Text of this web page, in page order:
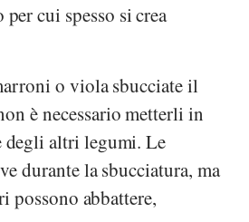
cui spesso si crea
o viola sbucciate il
è necessario metterli in
degli altri legumi. Le
durante la sbucciatura, ma
possono abbattere,